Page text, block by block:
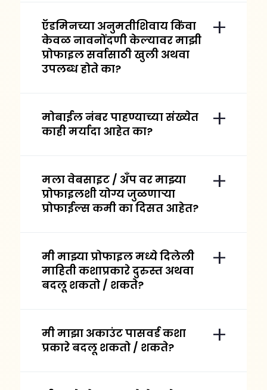
ऍडमिनच्या अनुमतीशिवाय किंवा
केवळ नावनोंदणी केल्यावर माझी
प्रोफाइल सर्वासाठी खुली अथवा
उपलब्ध होते का?
मोबाईल नंबर पाहण्याच्या संख्येत
काही मर्यादा आहेत का?
मला वेबसाइट / अँप वर माझ्या
प्रोफाइलशी योग्य जुळणाऱ्या
प्रोफाईल्स कमी का दिसत आहेत?
मी माझ्या प्रोफाइल मध्ये दिलेली
माहिती कशाप्रकारे दुरुस्त अथवा
बदलू शकतो / शकते?
मी माझा अकाउंट पासवर्ड कशा
प्रकारे बदलू शकतो / शकते?